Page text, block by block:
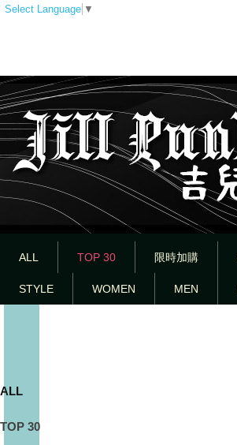
Select Language ▼
ALL TOP 30 限時加購
STYLE WOMEN MEN
ALL
TOP 30